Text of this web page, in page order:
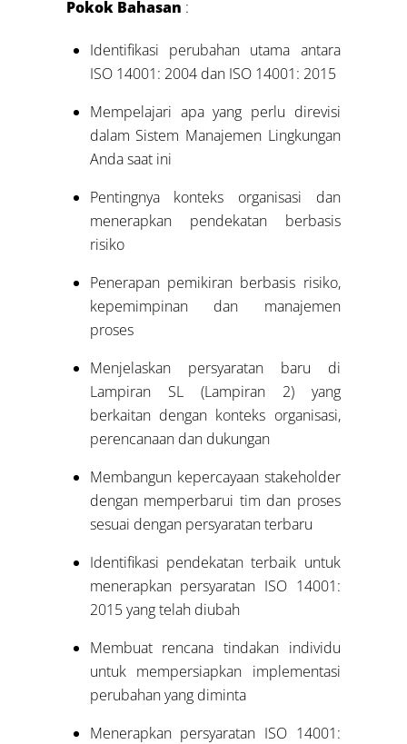
Pokok Bahasan :
Identifikasi perubahan utama antara
ISO 14001: 2004 dan ISO 14001: 2015
Mempelajari apa yang perlu direvisi
dalam Sistem Manajemen Lingkungan
Anda saat ini
Pentingnya konteks organisasi dan
menerapkan pendekatan berbasis
risiko
Penerapan pemikiran berbasis risiko,
kepemimpinan dan manajemen
proses
Menjelaskan persyaratan baru di
Lampiran SL (Lampiran 2) yang
berkaitan dengan konteks organisasi,
perencanaan dan dukungan
Membangun kepercayaan stakeholder
dengan memperbarui tim dan proses
sesuai dengan persyaratan terbaru
Identifikasi pendekatan terbaik untuk
menerapkan persyaratan ISO 14001:
2015 yang telah diubah
Membuat rencana tindakan individu
untuk mempersiapkan implementasi
perubahan yang diminta
Menerapkan persyaratan ISO 14001: